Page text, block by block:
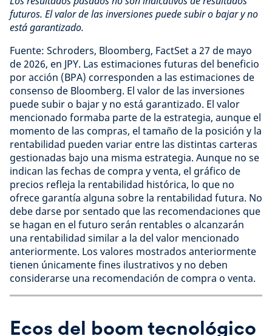
futuros. El valor de las inversiones puede subir o bajar y no
está garantizado.
Fuente: Schroders, Bloomberg, FactSet a 27 de mayo
de 2026, en JPY. Las estimaciones futuras del beneficio
por acción (BPA) corresponden a las estimaciones de
consenso de Bloomberg. El valor de las inversiones
puede subir o bajar y no está garantizado. El valor
mencionado formaba parte de la estrategia, aunque el
momento de las compras, el tamaño de la posición y la
rentabilidad pueden variar entre las distintas carteras
gestionadas bajo una misma estrategia. Aunque no se
indican las fechas de compra y venta, el gráfico de
precios refleja la rentabilidad histórica, lo que no
ofrece garantía alguna sobre la rentabilidad futura. No
debe darse por sentado que las recomendaciones que
se hagan en el futuro serán rentables o alcanzarán
una rentabilidad similar a la del valor mencionado
anteriormente. Los valores mostrados anteriormente
tienen únicamente fines ilustrativos y no deben
considerarse una recomendación de compra o venta.
Ecos del boom tecnológico